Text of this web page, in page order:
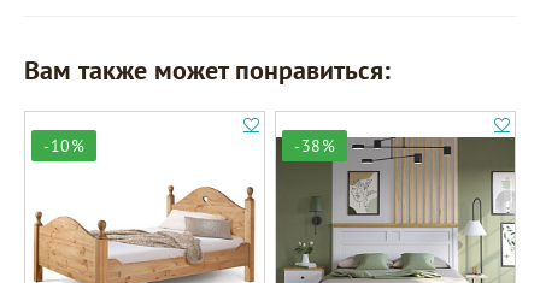
Вам также может понравиться:
-10% -38%